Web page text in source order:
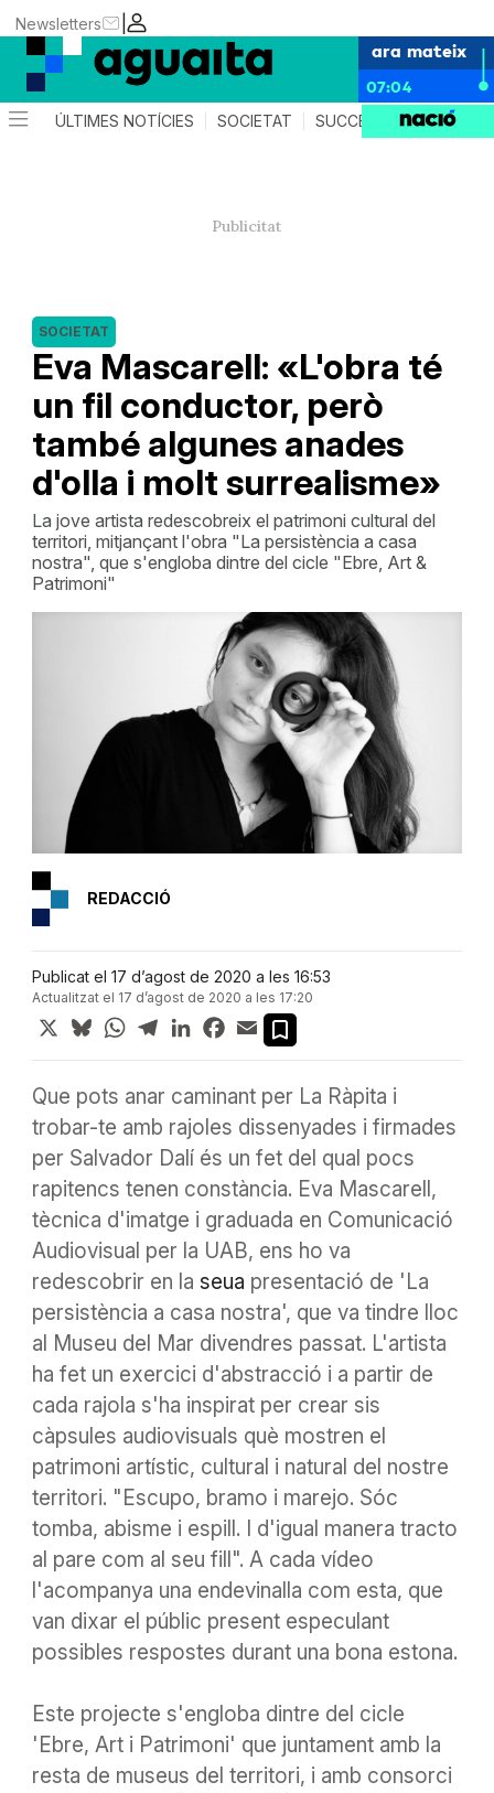
|
Newsletters
ara mateix
07:04
ÚLTIMES NOTÍCIES SOCIETAT SUCCESSOS AGENDA
Eva Mascarell: «L'obra té
un fil conductor, però
també algunes anades
d'olla i molt surrealisme»
SOCIETAT
La jove artista redescobreix el patrimoni cultural del
territori, mitjançant l'obra "La persistència a casa
nostra", que s'engloba dintre del cicle "Ebre, Art &
Patrimoni"
REDACCIÓ
Publicat el 17 d’agost de 2020 a les 16:53
Actualitzat el 17 d’agost de 2020 a les 17:20
X BlueskyWhatsApp
TelegramLinkedInFacebook
Email
Que pots anar caminant per La Ràpita i
trobar-te amb rajoles dissenyades i firmades
per Salvador Dalí és un fet del qual pocs
rapitencs tenen constància. Eva Mascarell,
tècnica d'imatge i graduada en Comunicació
Audiovisual per la UAB, ens ho va
redescobrir en la seua presentació de 'La
persistència a casa nostra', que va tindre lloc
al Museu del Mar divendres passat. L'artista
ha fet un exercici d'abstracció i a partir de
cada rajola s'ha inspirat per crear sis
càpsules audiovisuals què mostren el
patrimoni artístic, cultural i natural del nostre
territori. "Escupo, bramo i marejo. Sóc
tomba, abisme i espill. I d'igual manera tracto
al pare com al seu fill". A cada vídeo
l'acompanya una endevinalla com esta, que
van dixar el públic present especulant
possibles respostes durant una bona estona.
Este projecte s'engloba dintre del cicle
'Ebre, Art i Patrimoni' que juntament amb la
resta de museus del territori, i amb consorci